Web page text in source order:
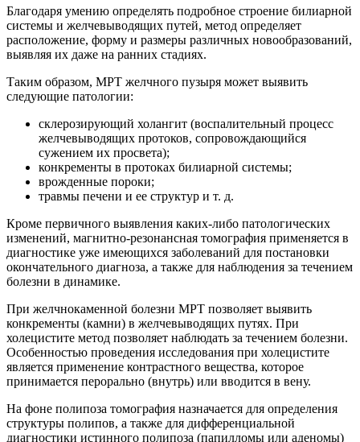
Благодаря умению определять подробное строение билиарной
системы и желчевыводящих путей, метод определяет
расположение, форму и размеры различных новообразований,
выявляя их даже на ранних стадиях.
Таким образом, МРТ желчного пузыря может выявить
следующие патологии:
склерозирующий холангит (воспалительный процесс
желчевыводящих протоков, сопровождающийся
сужением их просвета);
конкременты в протоках билиарной системы;
врожденные пороки;
травмы печени и ее структур и т. д.
Кроме первичного выявления каких-либо патологических
изменений, магнитно-резонансная томография применяется в
диагностике уже имеющихся заболеваний для постановки
окончательного диагноза, а также для наблюдения за течением
болезни в динамике.
При желчнокаменной болезни МРТ позволяет выявить
конкременты (камни) в желчевыводящих путях. При
холецистите метод позволяет наблюдать за течением болезни.
Особенностью проведения исследования при холецистите
является применение контрастного вещества, которое
принимается перорально (внутрь) или вводится в вену.
На фоне полипоза томография назначается для определения
структуры полипов, а также для дифференциальной
диагностики истинного полипоза (папилломы или аденомы)